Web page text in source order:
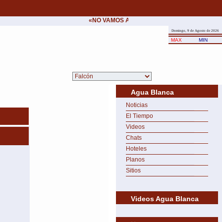
«NO VAMOS A CEDER NUNCA AL CHANTAJE
Domingo, 9 de Agosto de 2026
MAX MIN
Agua Blanca
Noticias
El Tiempo
Videos
Chats
Hoteles
Planos
Sitios
Videos Agua Blanca